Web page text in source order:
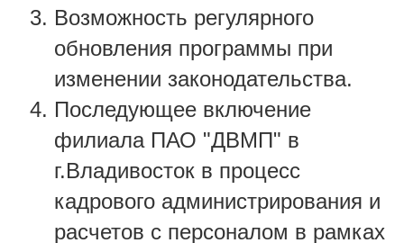
Возможность регулярного
обновления программы при
изменении законодательства.
Последующее включение
филиала ПАО "ДВМП" в
г.Владивосток в процесс
кадрового администрирования и
расчетов с персоналом в рамках